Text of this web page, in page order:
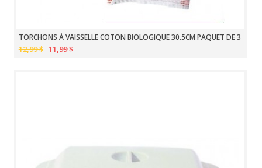
TORCHONS À VAISSELLE COTON BIOLOGIQUE 30.5CM PAQUET DE 3
12,99 $ 11,99 $